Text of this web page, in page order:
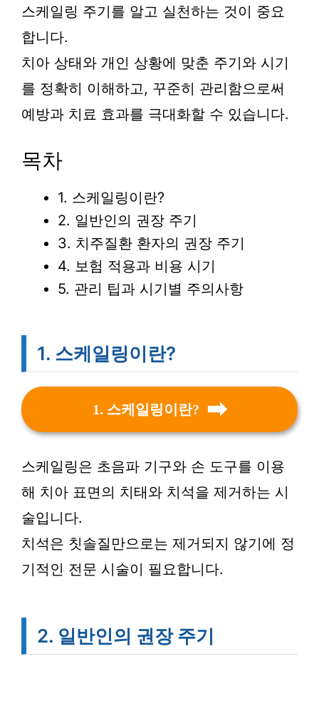
스케일링 주기를 알고 실천하는 것이 중요
합니다.
치아 상태와 개인 상황에 맞춘 주기와 시기
를 정확히 이해하고, 꾸준히 관리함으로써
예방과 치료 효과를 극대화할 수 있습니다.
목차
1. 스케일링이란?
2. 일반인의 권장 주기
3. 치주질환 환자의 권장 주기
4. 보험 적용과 비용 시기
5. 관리 팁과 시기별 주의사항
1. 스케일링이란?
1. 스케일링이란?
스케일링은 초음파 기구와 손 도구를 이용
해 치아 표면의 치태와 치석을 제거하는 시
술입니다.
치석은 칫솔질만으로는 제거되지 않기에 정
기적인 전문 시술이 필요합니다.
2. 일반인의 권장 주기